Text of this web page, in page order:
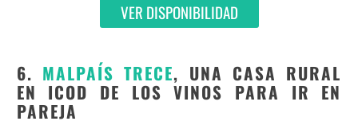
VER DISPONIBILIDAD
6. MALPAÍS TRECE, UNA CASA RURAL
EN ICOD DE LOS VINOS PARA IR EN
PAREJA